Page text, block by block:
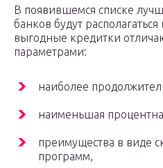
В появившемся списке
банков будут
выгодные кредитки
параметрами:
наиболее
наименьшая
преимущества в виде
программ,